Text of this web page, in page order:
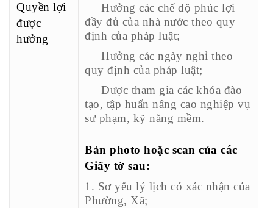
Quyền lợi
được
hưởng
– Hưởng các chế độ phúc lợi
đầy đủ của nhà nước theo quy
định của pháp luật;
– Hưởng các ngày nghỉ theo
quy định của pháp luật;
– Được tham gia các khóa đào
tạo, tập huấn nâng cao nghiệp vụ
sư phạm, kỹ năng mềm.
Bản photo hoặc scan của các
Giấy tờ sau:
1. Sơ yếu lý lịch có xác nhận của
Phường, Xã;